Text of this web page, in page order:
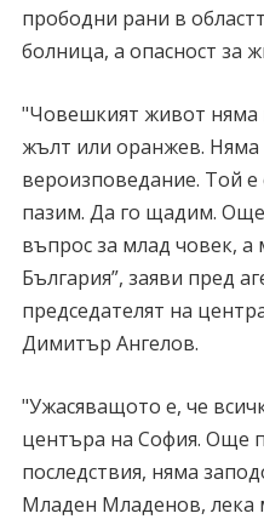
прободни рани в
болница, а опасност за
"Човешкият живот няма
жълт или оранжев.
вероизповедание. Той
пазим. Да го щадим. Още
въпрос за млад човек,
България”, заяви пред
председателят на
Димитър Ангелов.
"Ужасяващото е, че
центъра на София. Още
последствия, няма
Младен Младенов, лека